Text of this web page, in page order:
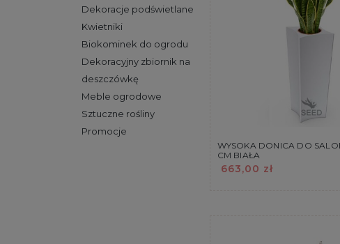
Dekoracje podświetlane
Kwietniki
Biokominek do ogrodu
Dekoracyjny zbiornik na
deszczówkę
Meble ogrodowe
Sztuczne rośliny
Promocje
WYSOKA DONICA DO
CM BIAŁA
663,00 zł